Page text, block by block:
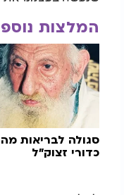
המלצות
סגולה לבריאות
כדורי זצוק"ל